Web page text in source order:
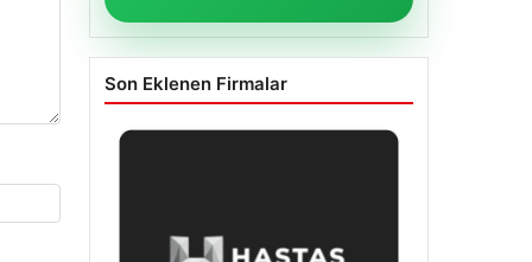
Son Eklenen Firmalar